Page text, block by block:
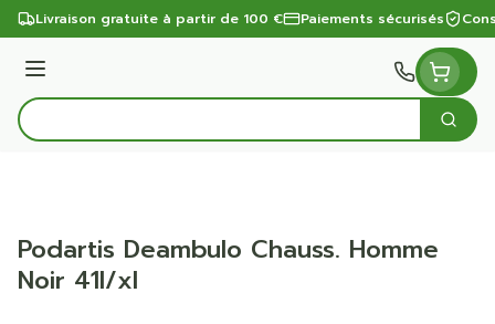
Aller au contenu
Livraison gratuite à partir de 100 € Paiements sécurisés
Menu
Rechercher
Podartis Deambulo Chauss. Homme
Noir 41l/xl